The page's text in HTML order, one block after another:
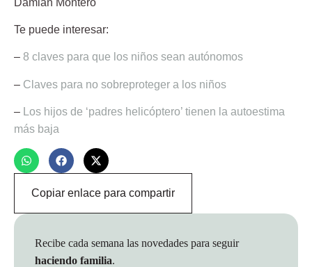
Te puede interesar:
– 8 claves para que los niños sean autónomos
– Claves para no sobreproteger a los niños
–
Los hijos de ‘padres helicóptero’ tienen la autoestima
más baja
Copiar enlace para compartir
Recibe cada semana las novedades para seguir
haciendo familia.